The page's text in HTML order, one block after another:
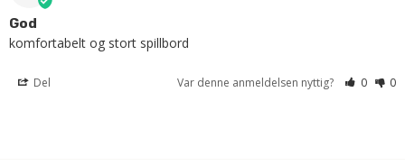
God
komfortabelt og stort spillbord
Del Var denne anmeldelsen nyttig? 0 0